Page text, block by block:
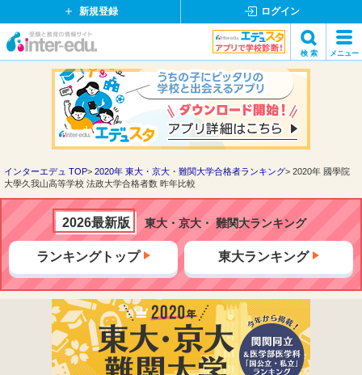
新規登録 ログイン
イ
ド
ッ
ト
検 索 メニュー
検索
インターエデュ TOP 2020年 東大・京大・難関大学合格者ランキング
2020年 國學院
大學久我山高等学校 法政大学合格者数 昨年比較
2026最新版 東大・京大・ 難関大ランキング
ランキングトップ 東大ランキング